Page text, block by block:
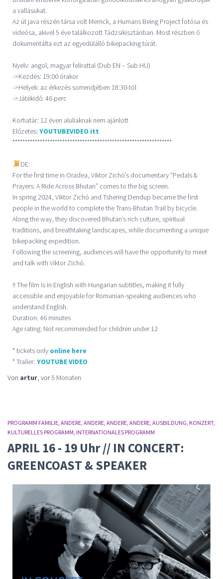
a vallásukat.
Az út java részén társa volt Merrick, a Humans Being Project fotósa és
videósa, akivel 5 éve találkozott Tádzsikisztánban. Most részben ő
dokumentálta ezt az egyedülálló bikepacking túrát.
Nyelv: angol, magyar felirattal (Dub EN – Sub HU)
->Kezdés: 19:00 órakor
->Helyek: az érkezés sorrendjében 18:30-tól
->Játékidő: 46 perc
Korhatár: 12 éven aluliaknak nem ajánlott
Előzetes: YOUTUBEVIDEO itt
****************************************************************
DE:
For the first time in Oradea, Viktor Zichó’s documentary “Pedals &
Prayers: A Ride Across Bhutan” comes to the big screen.
In spring 2024, Viktor Zichó and Tshering Dendup became the first
people in the world to complete the Trans-Bhutan Trail by bicycle.
Along the way, they discovered Bhutan’s rich culture, spiritual
traditions, and breathtaking landscapes, while documenting a unique
bikepacking expedition.
Following the screening, audiences will have the opportunity to meet
and talk with Viktor Zichó.
!! The film is in English with Hungarian subtitles, making it fully
accessible and enjoyable for Romanian-speaking audiences who
understand English.
Duration: 46 minutes
Age rating: Not recommended for children under 12
* tickets only online here
* Trailer: YOUTUBE VIDEO
Von artur, vor5 Monaten
PROGRAMM FAMILIE ANDERE ANDERE ANDERE ANDERE AUSBILDUNG KONZERT
KULTURELLES PROGRAMM INTERNATIONALES PROGRAMM
APRIL 16 - 19 Uhr // IN CONCERT:
GREENCOAST & SPEAKER